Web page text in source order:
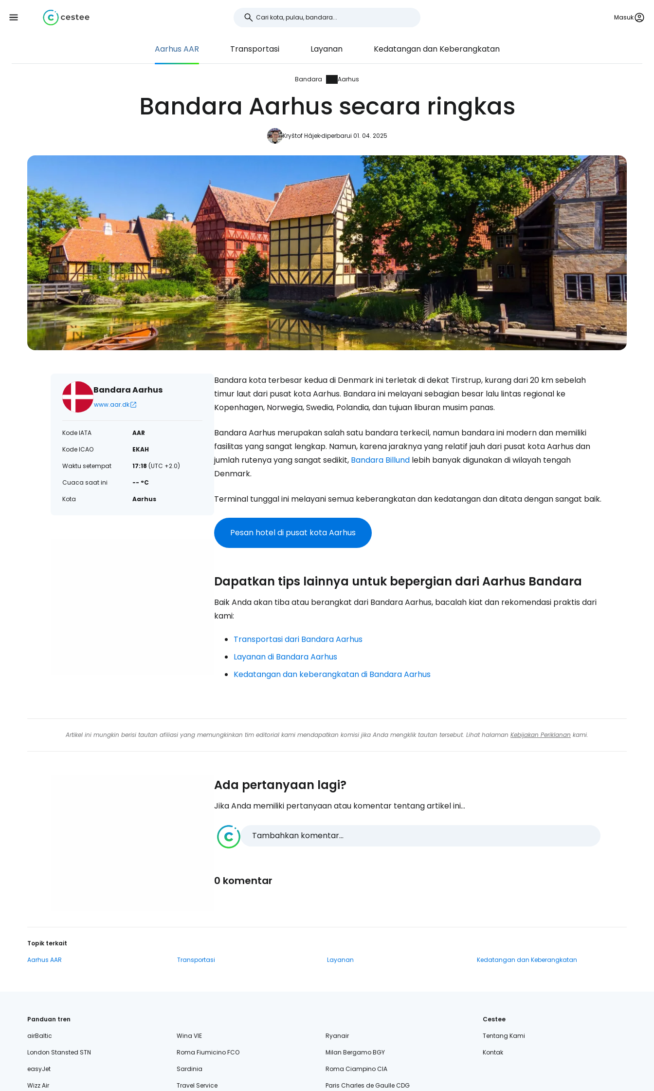
Masuk
Aarhus AAR Transportasi Layanan Kedatangan dan Keberangkatan
Bandara Aarhus
Bandara Aarhus secara ringkas
Kryštof Hájekdiperbarui 01. 04. 2025
Bandara Aarhus
www.aar.dk
Kode IATA
AAR
Kode ICAO
EKAH
Waktu setempat
17:18 (UTC +2.0)
Cuaca saat ini
-- °C
Kota
Aarhus
Bandara kota terbesar kedua di Denmark ini terletak di dekat Tirstrup, kurang dari 20 km sebelah
timur laut dari pusat kota Aarhus. Bandara ini melayani sebagian besar lalu lintas regional ke
Kopenhagen, Norwegia, Swedia, Polandia, dan tujuan liburan musim panas.
Bandara Aarhus merupakan salah satu bandara terkecil, namun bandara ini modern dan memiliki
fasilitas yang sangat lengkap. Namun, karena jaraknya yang relatif jauh dari pusat kota Aarhus dan
jumlah rutenya yang sangat sedikit, Bandara Billund lebih banyak digunakan di wilayah tengah
Denmark.
Terminal tunggal ini melayani semua keberangkatan dan kedatangan dan ditata dengan sangat baik.
Pesan hotel di pusat kota Aarhus
Dapatkan tips lainnya untuk bepergian dari Aarhus Bandara
Baik Anda akan tiba atau berangkat dari Bandara Aarhus, bacalah kiat dan rekomendasi praktis dari
kami:
Transportasi dari Bandara Aarhus
Layanan di Bandara Aarhus
Kedatangan dan keberangkatan di Bandara Aarhus
Artikel ini mungkin berisi tautan afiliasi yang memungkinkan tim editorial kami mendapatkan komisi jika Anda mengklik tautan tersebut. Lihat halaman Kebijakan Periklanan kami.
Ada pertanyaan lagi?
Jika Anda memiliki pertanyaan atau komentar tentang artikel ini...
Tambahkan komentar...
0 komentar
Topik terkait
Aarhus AAR
Transportasi Layanan Kedatangan dan Keberangkatan
Panduan tren
airBaltic
Wina VIE
Ryanair
London Stansted STN
Roma Fiumicino FCO
Milan Bergamo BGY
easyJet
Sardinia
Roma Ciampino CIA
Wizz Air
Travel Service Paris Charles de Gaulle CDG
Cestee
Tentang Kami
Kontak
Masuk ke Cestee
... komunitas perjalanan di seluruh dunia